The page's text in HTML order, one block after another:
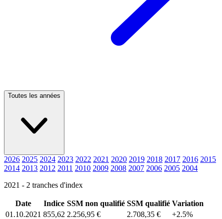
Toutes les années
2026 2025 2024 2023 2022 2021 2020 2019 2018 2017 2016 2015
2014 2013 2012 2011 2010 2009 2008 2007 2006 2005 2004
2021 - 2 tranches d'index
Date Indice SSM non qualifié SSM qualifié Variation
01.10.2021 855,62 2.256,95 € 2.708,35 €
+2.5%